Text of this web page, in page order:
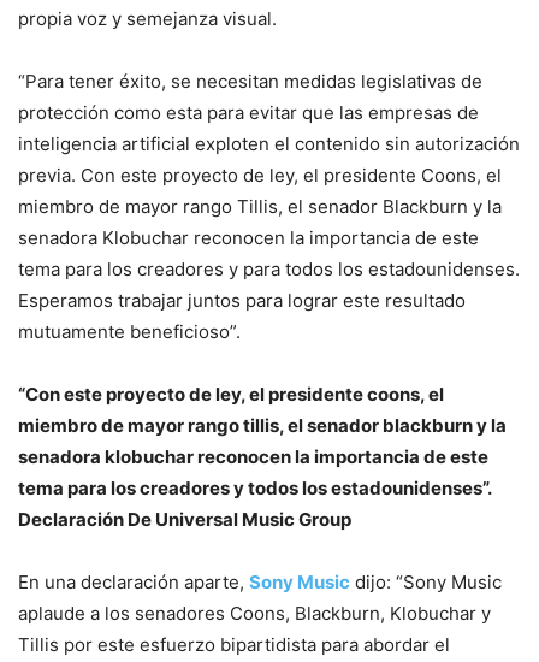
propia voz y semejanza visual.
“Para tener éxito, se necesitan medidas legislativas de
protección como esta para evitar que las empresas de
inteligencia artificial exploten el contenido sin autorización
previa. Con este proyecto de ley, el presidente Coons, el
miembro de mayor rango Tillis, el senador Blackburn y la
senadora Klobuchar reconocen la importancia de este
tema para los creadores y para todos los estadounidenses.
Esperamos trabajar juntos para lograr este resultado
mutuamente beneficioso”.
“Con este proyecto de ley, el presidente coons, el
miembro de mayor rango tillis, el senador blackburn y la
senadora klobuchar reconocen la importancia de este
tema para los creadores y todos los estadounidenses”.
Declaración De Universal Music Group
En una declaración aparte, Sony Music dijo: “Sony Music
aplaude a los senadores Coons, Blackburn, Klobuchar y
Tillis por este esfuerzo bipartidista para abordar el